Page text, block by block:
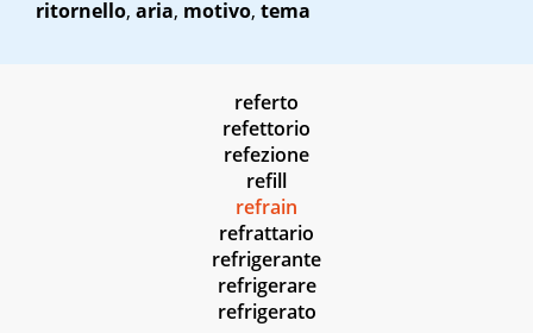
ritornello, aria, motivo, tema
referto
refettorio
refezione
refill
refrain
refrattario
refrigerante
refrigerare
refrigerato